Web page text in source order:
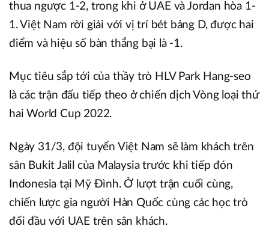
thua ngược 1-2, trong khi ở UAE và Jordan hòa 1-
1. Việt Nam rời giải với vị trí bét bảng D, được hai
điểm và hiệu số bàn thắng bại là -1.
Mục tiêu sắp tới của thầy trò HLV Park Hang-seo
là các trận đấu tiếp theo ở chiến dịch Vòng loại thứ
hai World Cup 2022.
Ngày 31/3, đội tuyển Việt Nam sẽ làm khách trên
sân Bukit Jalil của Malaysia trước khi tiếp đón
Indonesia tại Mỹ Đình. Ở lượt trận cuối cùng,
chiến lược gia người Hàn Quốc cùng các học trò
đối đầu với UAE trên sân khách.